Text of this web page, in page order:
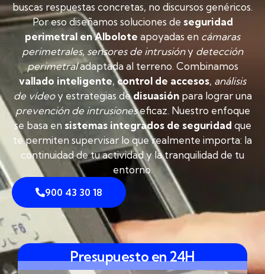
buscas respuestas concretas, no discursos genéricos.
Por eso diseñamos soluciones de seguridad
perimetral en Albolote apoyadas en cámaras
perimetrales, sensores de intrusióny detección
perimetraladaptada al terreno. Combinamos
vallado inteligente,control de accesos, análisis
de vídeoy estrategias dedisuasiónpara lograr una
prevención de intrusioneseficaz. Nuestro enfoque
se basa en sistemas integrados de seguridad que
te permiten supervisar lo que realmente importa: la
continuidad de tu actividad y la tranquilidad de tu
entorno.
900 43 30 18
Presupuesto en 24H